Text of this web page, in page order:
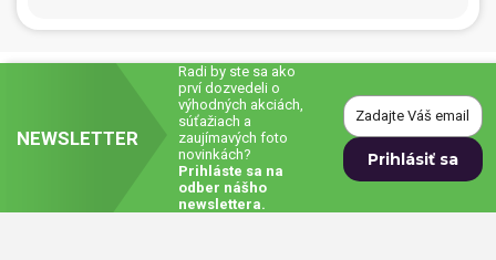
Tašky, vaky, ruksaky
Prívesky, dog tagy, odznaky
Doplnky do kancelárie, domácnosti, auta
NEWSLETTER
Radi by ste sa ako
prví dozvedeli o
výhodných akciách,
súťažiach a
zaujímavých foto
novinkách?
Prihláste sa na
odber nášho
newslettera.